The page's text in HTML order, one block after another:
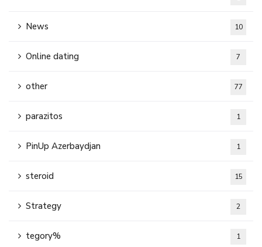
News 10
Online dating 7
other 77
parazitos 1
PinUp Azerbaydjan 1
steroid 15
Strategy 2
tegory% 1